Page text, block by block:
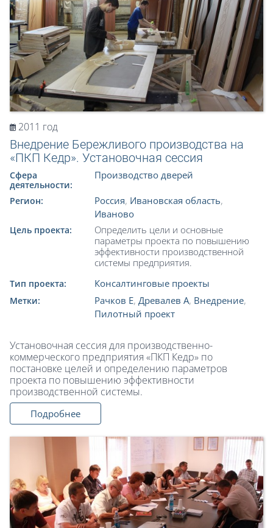
2011 год
Внедрение Бережливого производства на
«ПКП Кедр». Установочная сессия
Сфера
деятельности:
Производство дверей
Регион: Россия, Ивановская область,
Иваново
Цель проекта:
Определить цели и основные
параметры проекта по повышению
эффективности производственной
системы предприятия.
Тип проекта: Консалтинговые проекты
Метки: Рачков Е, Древалев А, Внедрение,
Пилотный проект
Установочная сессия для производственно-
коммерческого предприятия «ПКП Кедр» по
постановке целей и определению параметров
проекта по повышению эффективности
производственной системы.
Подробнее